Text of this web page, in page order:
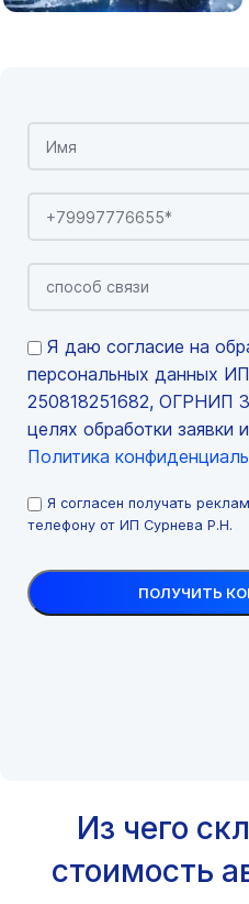
Я даю согласие на
персональных данных
250818251682, ОГРНИП
целях обработки заявки
Политика
Я согласен получать
телефону от ИП Сурнева Р.Н.
Из чего
стоимость